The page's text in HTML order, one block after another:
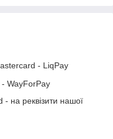
- LiqPay
WayForPay
на реквізити нашої